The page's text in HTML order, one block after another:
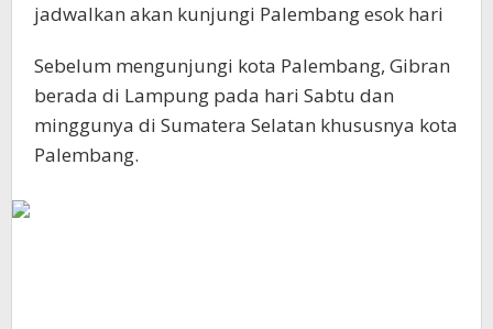
jadwalkan akan kunjungi Palembang esok hari
Sebelum mengunjungi kota Palembang, Gibran
berada di Lampung pada hari Sabtu dan
minggunya di Sumatera Selatan khususnya kota
Palembang.